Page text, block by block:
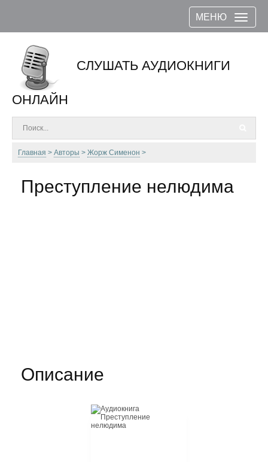
МЕНЮ
СЛУШАТЬ АУДИОКНИГИ
ОНЛАЙН
Главная Авторы Жорж Сименон
Преступление нелюдима
Описание